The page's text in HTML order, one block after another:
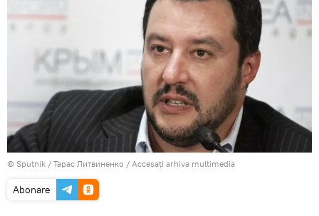
© Sputnik / Тарас Литвиненко / Accesați arhiva multimedia
Abonare